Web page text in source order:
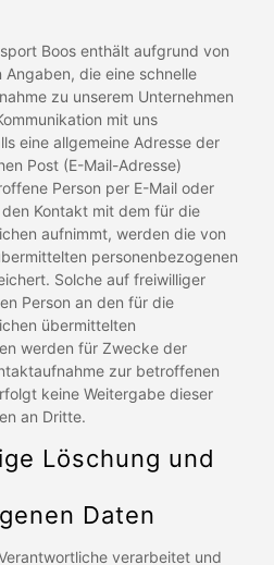
Boos enthält aufgrund von
die eine schnelle
zu unserem Unternehmen
mit uns
eine allgemeine Adresse der
Post (E-Mail-Adresse)
Person per E-Mail oder
Kontakt mit dem für die
aufnimmt, werden die von
personenbezogenen
Solche auf freiwilliger
Person an den für die
übermittelten
werden für Zwecke der
zur betroffenen
keine Weitergabe dieser
an Dritte.
Löschung und
Daten
verarbeitet und